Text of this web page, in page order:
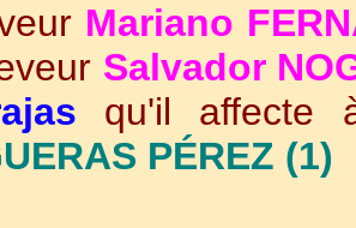
Mariano
Salvador
qu'il affecte
PÉREZ (1)